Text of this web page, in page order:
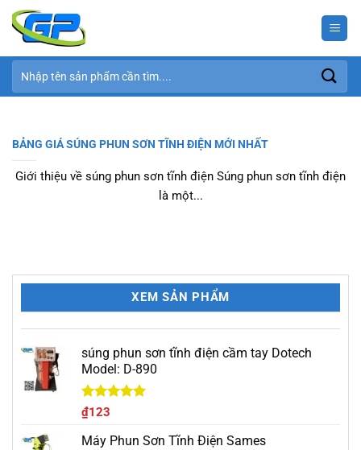
Bỏ
qua
dung
Tìm
kiếm:
BẢNG GIÁ SÚNG PHUN SƠN TĨNH ĐIỆN MỚI NHẤT
Giới thiệu về súng phun sơn tĩnh điện Súng phun sơn tĩnh điện
là một...
XEM SẢN PHẨM
súng phun sơn tĩnh điện cầm tay Dotech
Model: D-890
Được xếp
hạng
5 sao
₫123
Máy Phun Sơn Tĩnh Điện Sames